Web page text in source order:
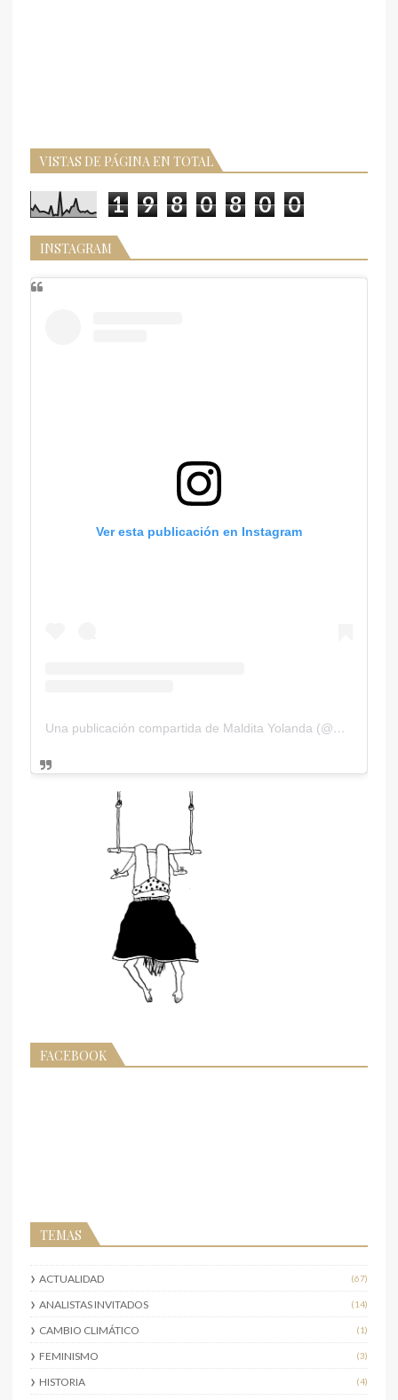
VISTAS DE PÁGINA EN TOTAL
1 9 8 0 8 0 0
INSTAGRAM
Ver esta publicación en Instagram
Una publicación compartida de Maldita Yolanda (@malditayolanda)
FACEBOOK
TEMAS
ACTUALIDAD (67)
ANALISTAS INVITADOS (14)
CAMBIO CLIMÁTICO (1)
FEMINISMO (3)
HISTORIA (4)